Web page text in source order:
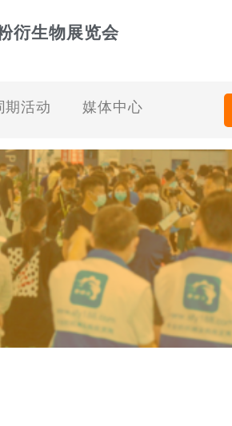
衍生物展览会
期活动 媒体中心